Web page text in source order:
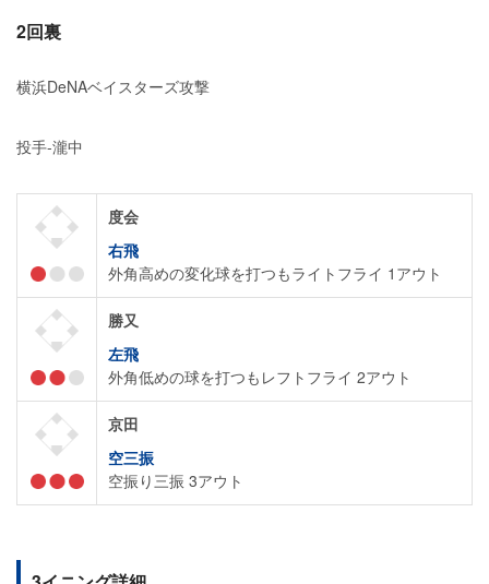
2回裏
横浜DeNAベイスターズ攻撃
投手-瀧中
度会
右飛
外角高めの変化球を打つもライトフライ 1アウト
勝又
左飛
外角低めの球を打つもレフトフライ 2アウト
京田
空三振
空振り三振 3アウト